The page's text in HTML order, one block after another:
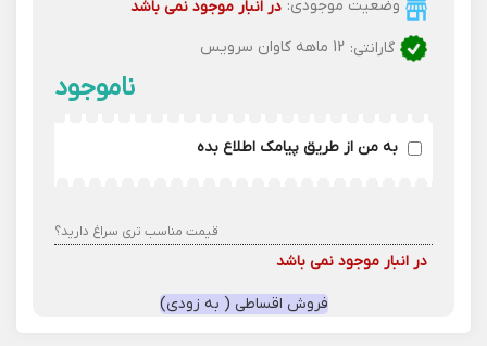
وضعیت موجودی: در انبار موجود نمی باشد
گارانتی: 12 ماهه کاوان سرویس
به من از طریق پیامک اطلاع بده
قیمت مناسب تری سراغ دارید؟
در انبار موجود نمی باشد
فروش اقساطی ( به زودی)